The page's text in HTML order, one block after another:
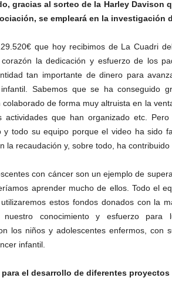
gracias al sorteo de la Harley Davison
se empleará en la investigación
que hoy recibimos de La Cuadri
la dedicación y esfuerzo de los
tan importante de dinero para
Sabemos que se ha conseguido
colaborado de forma muy altruista en la
actividades que han organizado etc.
y todo su equipo porque el video ha sido
la recaudación y, sobre todo, ha
con cáncer son un ejemplo de
aprender mucho de ellos. Todo el
estos fondos donados con la
nuestro conocimiento y esfuerzo para
los niños y adolescentes enfermos, con
infantil.
para el desarrollo de diferentes proyectos